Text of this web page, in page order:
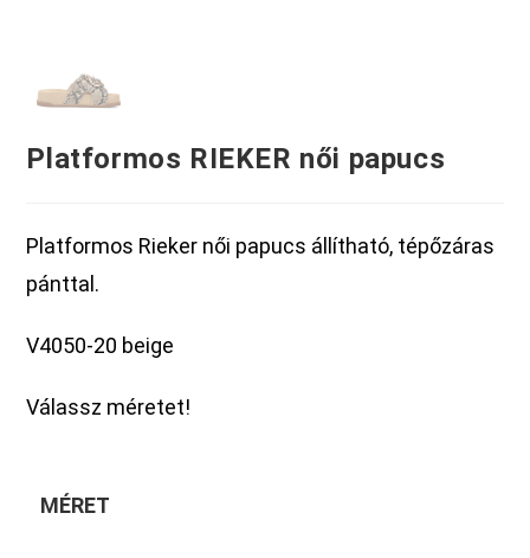
Platformos RIEKER női papucs
Platformos Rieker női papucs állítható, tépőzáras
pánttal.
V4050-20 beige
Válassz méretet!
MÉRET